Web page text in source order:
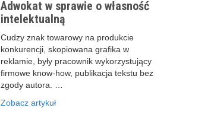
Adwokat w sprawie o własność
intelektualną
Cudzy znak towarowy na produkcie
konkurencji, skopiowana grafika w
reklamie, były pracownik wykorzystujący
firmowe know-how, publikacja tekstu bez
zgody autora. …
Zobacz artykuł